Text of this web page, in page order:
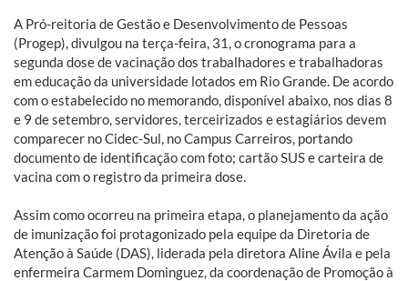
A Pró-reitoria de Gestão e Desenvolvimento de Pessoas
(Progep), divulgou na terça-feira, 31, o cronograma para a
segunda dose de vacinação dos trabalhadores e trabalhadoras
em educação da universidade lotados em Rio Grande. De acordo
com o estabelecido no memorando, disponível abaixo, nos dias 8
e 9 de setembro, servidores, terceirizados e estagiários devem
comparecer no Cidec-Sul, no Campus Carreiros, portando
documento de identificação com foto; cartão SUS e carteira de
vacina com o registro da primeira dose.
Assim como ocorreu na primeira etapa, o planejamento da ação
de imunização foi protagonizado pela equipe da Diretoria de
Atenção à Saúde (DAS), liderada pela diretora Aline Ávila e pela
enfermeira Carmem Dominguez, da coordenação de Promoção à